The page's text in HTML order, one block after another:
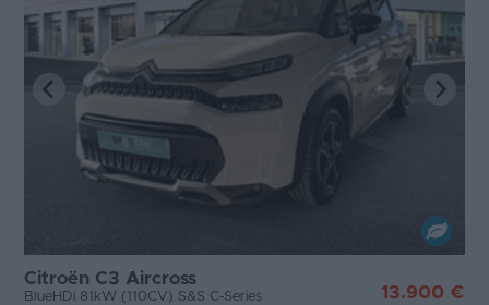
Citroën C3 Aircross
BlueHDi 81kW (110CV) S&S C-Series 13.900 €